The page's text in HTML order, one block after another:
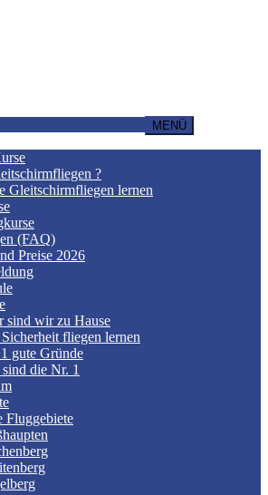
MENÜ
?
Gleitschirmfliegen lernen
(FAQ)
Preise 2026
sind wir zu Hause
fliegen lernen
gute Gründe
die Nr. 1
Fluggebiete